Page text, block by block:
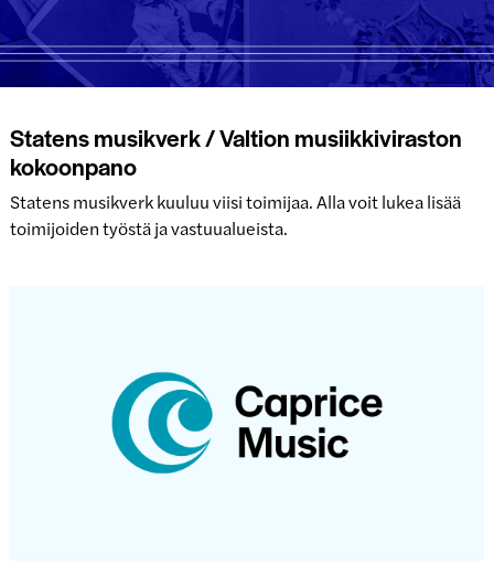
Statens musikverk / Valtion musiikkiviraston
kokoonpano
Statens musikverk kuuluu viisi toimijaa. Alla voit lukea lisää
toimijoiden työstä ja vastuualueista.